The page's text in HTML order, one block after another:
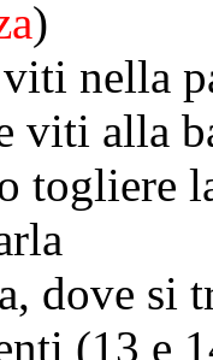
)
nella
viti alla
togliere
dove si
(13 e